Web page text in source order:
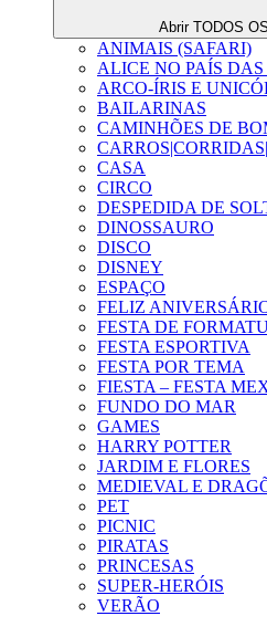
Abrir TODOS
ANIMAIS (SAFARI)
ALICE NO PAÍS
ARCO-ÍRIS E
BAILARINAS
CAMINHÕES DE
CASA
CIRCO
DESPEDIDA DE
DINOSSAURO
DISCO
DISNEY
ESPAÇO
FELIZ
FESTA DE
FESTA ESPORTIVA
FESTA POR TEMA
FIESTA – FESTA
FUNDO DO MAR
GAMES
HARRY POTTER
JARDIM E FLORES
MEDIEVAL E
PET
PICNIC
PIRATAS
PRINCESAS
SUPER-HERÓIS
VERÃO